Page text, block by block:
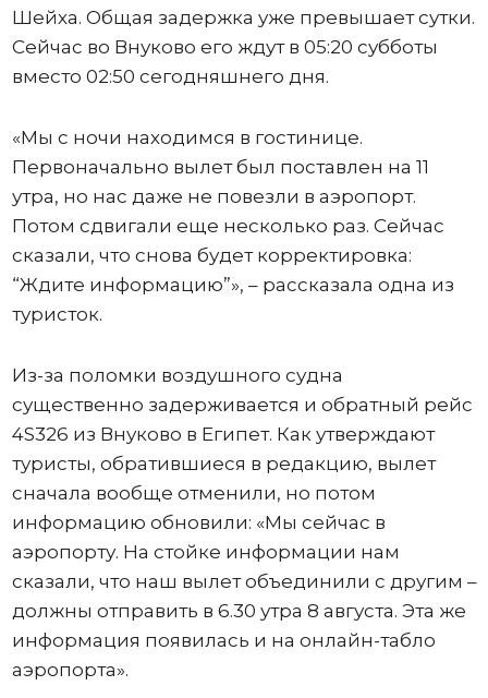
Шейха. Общая задержка уже превышает сутки.
Сейчас во Внуково его ждут в 05:20 субботы
вместо 02:50 сегодняшнего дня.
«Мы с ночи находимся в гостинице.
Первоначально вылет был поставлен на 11
утра, но нас даже не повезли в аэропорт.
Потом сдвигали еще несколько раз. Сейчас
сказали, что снова будет корректировка:
“Ждите информацию”», – рассказала одна из
туристок.
Из-за поломки воздушного судна
существенно задерживается и обратный рейс
4S326 из Внуково в Египет. Как утверждают
туристы, обратившиеся в редакцию, вылет
сначала вообще отменили, но потом
информацию обновили: «Мы сейчас в
аэропорту. На стойке информации нам
сказали, что наш вылет объединили с другим –
должны отправить в 6.30 утра 8 августа. Эта же
информация появилась и на онлайн-табло
аэропорта».